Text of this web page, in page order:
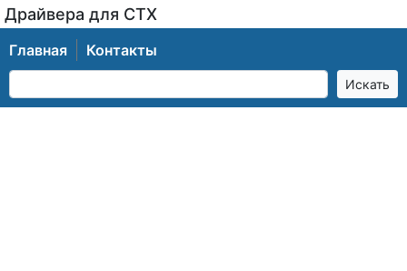
Драйвера для CTX
Главная Контакты